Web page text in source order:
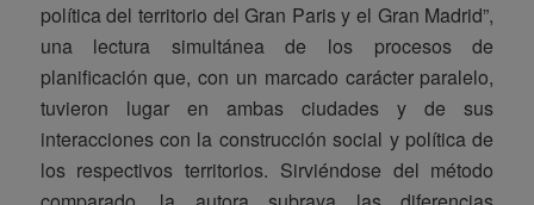
política del territorio del Gran Paris y el Gran Madrid”,
una lectura simultánea de los procesos de
planificación que, con un marcado carácter paralelo,
tuvieron lugar en ambas ciudades y de sus
interacciones con la construcción social y política de
los respectivos territorios. Sirviéndose del método